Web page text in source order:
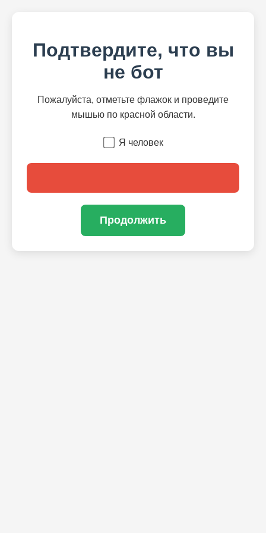
Подтвердите, что вы
не бот
Пожалуйста, отметьте флажок и проведите
мышью по красной области.
Я человек
Продолжить